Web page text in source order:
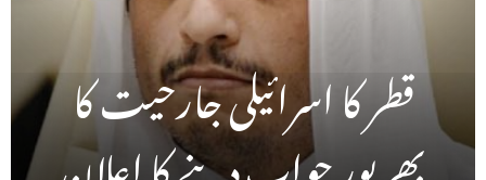
قطر کا اسرائیلی جارحیت کا